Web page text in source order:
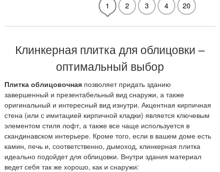
1 2 3 4 20
Клинкерная плитка для облицовки –
оптимальный выбор
Плитка облицовочная позволяет придать зданию
завершенный и презентабельный вид снаружи, а также
оригинальный и интересный вид изнутри. Акцентная кирпичная
стена (или с имитацией кирпичной кладки) является ключевым
элементом стиля лофт, а также все чаще используется в
скандинавском интерьере. Кроме того, если в вашем доме есть
камин, печь и, соответственно, дымоход, клинкерная плитка
идеально подойдет для облицовки. Внутри здания материал
ведет себя так же хорошо, как и снаружи: